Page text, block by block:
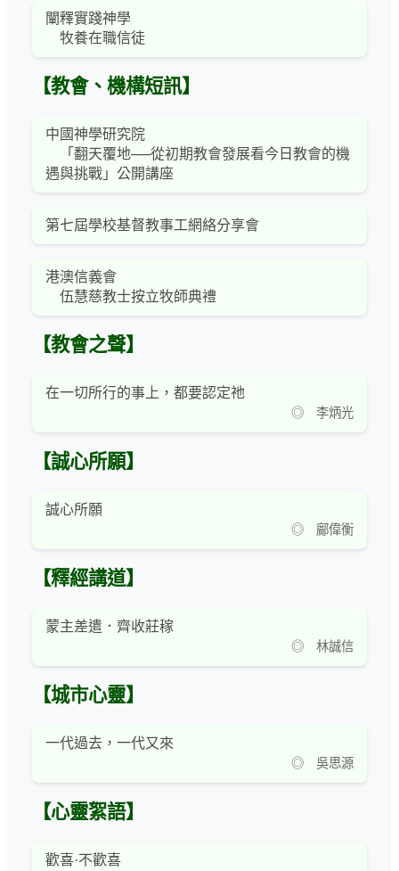
闡釋實踐神學
牧養在職信徒
【教會、機構短訊】
中國神學研究院
「翻天覆地──從初期教會發展看今日教會的機
遇與挑戰」公開講座
第七屆學校基督教事工網絡分享會
港澳信義會
伍慧慈教士按立牧師典禮
【教會之聲】
在一切所行的事上，都要認定祂
◎ 李炳光
【誠心所願】
誠心所願
◎ 鄺偉衡
【釋經講道】
蒙主差遣．齊收莊稼
◎ 林誠信
【城市心靈】
一代過去，一代又來
◎ 吳思源
【心靈絮語】
歡喜·不歡喜